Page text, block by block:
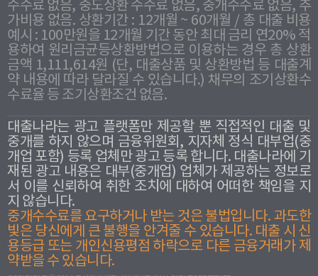
수수료 없음, 중도상환 수수료 없음, 중개수수료 없음, 추
가비용 없음. 상환기간 : 12개월 ~ 60개월 / 총 대출 비용
예시 : 100만원을 12개월 기간 동안 최대 금리 연20% 적
용하여 원리금균등상환방법으로 이용하는 경우 총 상환
금액 1,111,614원 (단, 대출상품 및 상환방법 등 대출계
약 내용에 따라 달라질 수 있습니다.) 채무의 조기상환수
수료율 등 조기상환조건 없음.
대출나라는 광고 플랫폼만 제공할 뿐 직접적인 대출 및
중개를 하지 않으며 금융위원회, 지자체 정식 대부업(중
개업 포함) 등록 업체만 광고 등록 합니다. 대출나라에 기
재된 광고 내용은 대부(중개업) 업체가 제공하는 정보로
서 이를 신뢰하여 취한 조치에 대하여 어떠한 책임을 지
지 않습니다.
중개수수료를 요구하거나 받는 것은 불법입니다. 과도한
빛은 당신에게 큰 불행을 안겨줄 수 있습니다. 대출 시 신
용등급 또는 개인신용평점 하락으로 다른 금융거래가 제
약받을 수 있습니다.